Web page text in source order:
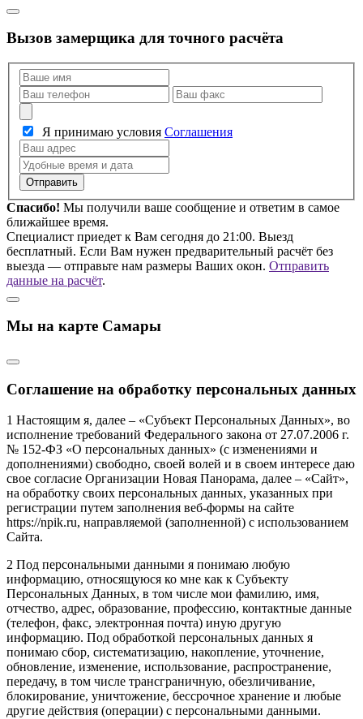
Вызов замерщика для точного расчёта
Я принимаю условия Соглашения
Отправить
Спасибо! Мы получили ваше сообщение и ответим в самое
ближайшее время.
Специалист приедет к Вам сегодня до 21:00. Выезд
бесплатный. Если Вам нужен предварительный расчёт без
выезда — отправьте нам размеры Ваших окон. Отправить
данные на расчёт.
Мы на карте Самары
Соглашение на обработку персональных данных
1 Настоящим я, далее – «Субъект Персональных Данных», во
исполнение требований Федерального закона от 27.07.2006 г.
№ 152-ФЗ «О персональных данных» (с изменениями и
дополнениями) свободно, своей волей и в своем интересе даю
свое согласие Организации Новая Панорама, далее – «Сайт»,
на обработку своих персональных данных, указанных при
регистрации путем заполнения веб-формы на сайте
https://npik.ru, направляемой (заполненной) с использованием
Сайта.
2 Под персональными данными я понимаю любую
информацию, относящуюся ко мне как к Субъекту
Персональных Данных, в том числе мои фамилию, имя,
отчество, адрес, образование, профессию, контактные данные
(телефон, факс, электронная почта) иную другую
информацию. Под обработкой персональных данных я
понимаю сбор, систематизацию, накопление, уточнение,
обновление, изменение, использование, распространение,
передачу, в том числе трансграничную, обезличивание,
блокирование, уничтожение, бессрочное хранение и любые
другие действия (операции) с персональными данными.